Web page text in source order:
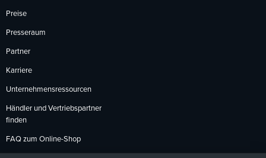
Preise
Presseraum
Partner
Karriere
Unternehmensressourcen
Händler und Vertriebspartner
finden
FAQ zum Online-Shop